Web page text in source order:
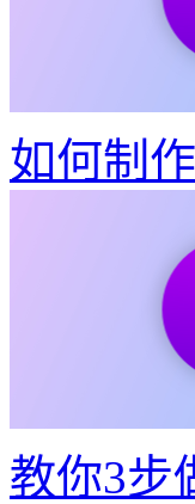
如何制
教你3步